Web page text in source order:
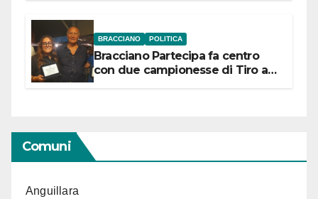
BRACCIANO POLITICA
Bracciano Partecipa fa centro
con due campionesse di Tiro a
Comuni
Anguillara